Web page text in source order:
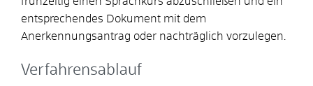
entsprechendes Dokument mit dem
Anerkennungsantrag oder nachträglich vorzulegen.
Verfahrensablauf